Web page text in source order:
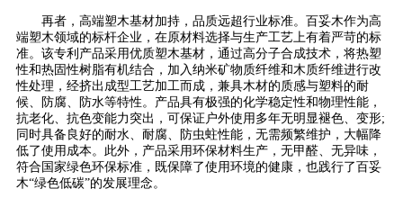
再者，高端塑木基材加持，品质远超行业标准。百妥木作为高
端塑木领域的标杆企业，在原材料选择与生产工艺上有着严苛的标
准。该专利产品采用优质塑木基材，通过高分子合成技术，将热塑
性和热固性树脂有机结合，加入纳米矿物质纤维和木质纤维进行改
性处理，经挤出成型工艺加工而成，兼具木材的质感与塑料的耐
候、防腐、防水等特性。产品具有极强的化学稳定性和物理性能，
抗老化、抗色变能力突出，可保证户外使用多年无明显褪色、变形;
同时具备良好的耐水、耐腐、防虫蛀性能，无需频繁维护，大幅降
低了使用成本。此外，产品采用环保材料生产，无甲醛、无异味，
符合国家绿色环保标准，既保障了使用环境的健康，也践行了百妥
木“绿色低碳”的发展理念。